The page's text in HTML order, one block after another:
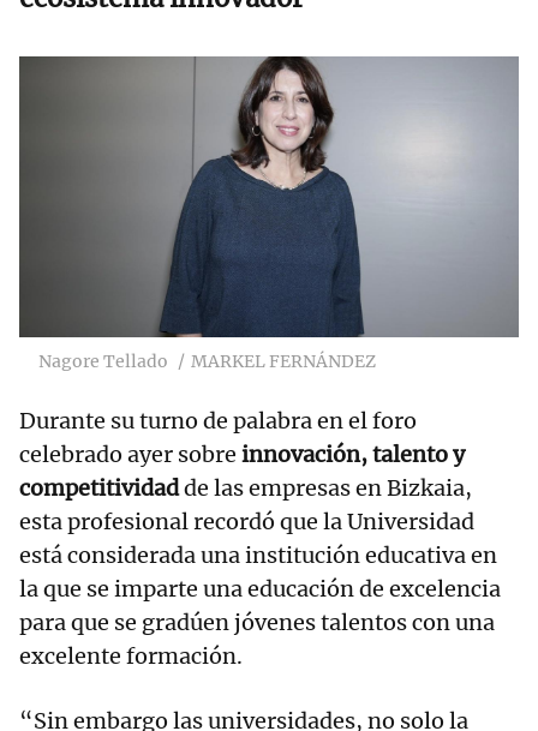
Nagore Tellado MARKEL FERNÁNDEZ
Durante su turno de palabra en el foro
celebrado ayer sobre innovación, talento y
competitividadde las empresas en Bizkaia,
esta profesional recordó que la Universidad
está considerada una institución educativa en
la que se imparte una educación de excelencia
para que se gradúen jóvenes talentos con una
excelente formación.
“Sin embargo las universidades, no solo la